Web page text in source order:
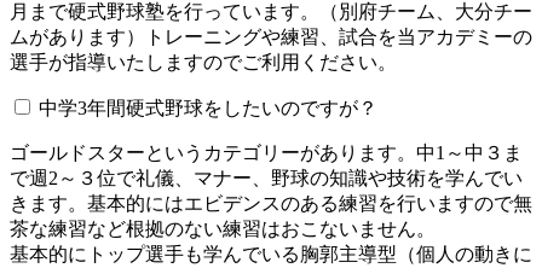
月まで硬式野球塾を行っています。（別府チーム、大分チー
ムがあります）トレーニングや練習、試合を当アカデミーの
選手が指導いたしますのでご利用ください。
中学3年間硬式野球をしたいのですが？
ゴールドスターというカテゴリーがあります。中1～中３ま
で週2～３位で礼儀、マナー、野球の知識や技術を学んでい
きます。基本的にはエビデンスのある練習を行いますので無
茶な練習など根拠のない練習はおこないません。
基本的にトップ選手も学んでいる胸郭主導型（個人の動きに